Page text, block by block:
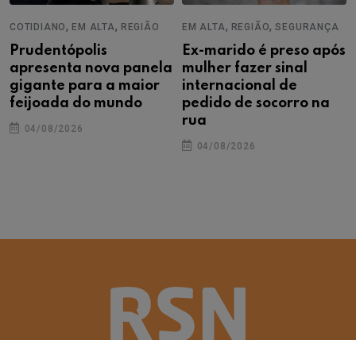
COTIDIANO, EM ALTA, REGIÃO
Prudentópolis
apresenta nova panela
gigante para a maior
feijoada do mundo
04/08/2026
EM ALTA, REGIÃO,SEGURANÇA
Ex-marido é preso após
mulher fazer sinal
internacional de
pedido de socorro na
rua
04/08/2026